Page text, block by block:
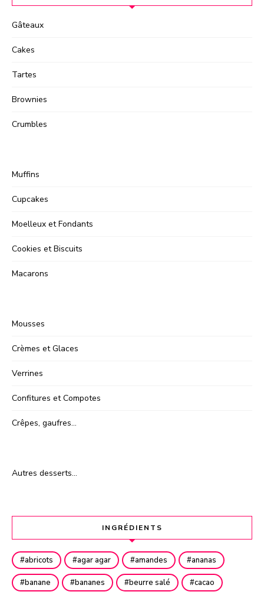
Gâteaux
Cakes
Tartes
Brownies
Crumbles
Muffins
Cupcakes
Moelleux et Fondants
Cookies et Biscuits
Macarons
Mousses
Crèmes et Glaces
Verrines
Confitures et Compotes
Crêpes, gaufres…
Autres desserts…
INGRÉDIENTS
abricots agar agar amandes ananas
banane bananes beurre salé cacao